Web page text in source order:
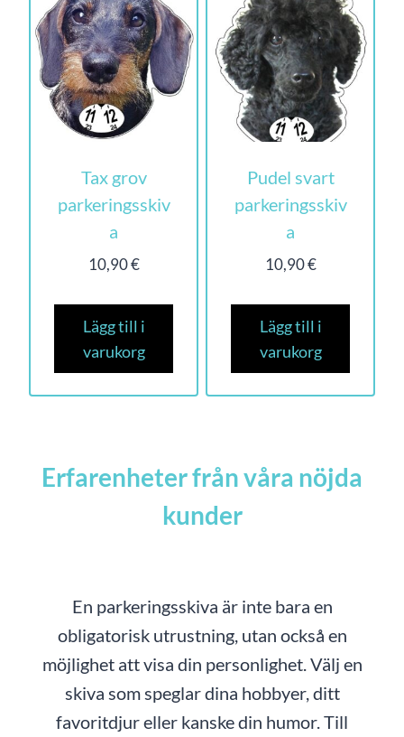
Tax grov
parkeringsskiv
a
10,90€
Lägg till i
varukorg
Pudel svart
parkeringsskiv
a
10,90€
Lägg till i
varukorg
Erfarenheter från våra nöjda
kunder
En parkeringsskiva är inte bara en
obligatorisk utrustning, utan också en
möjlighet att visa din personlighet. Välj en
skiva som speglar dina hobbyer, ditt
favoritdjur eller kanske din humor. Till